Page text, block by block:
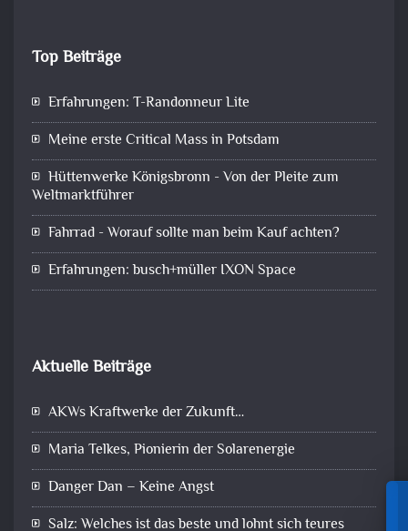
Top Beiträge
Erfahrungen: T-Randonneur Lite
Meine erste Critical Mass in Potsdam
Hüttenwerke Königsbronn - Von der Pleite zum
Weltmarktführer
Fahrrad - Worauf sollte man beim Kauf achten?
Erfahrungen: busch+müller IXON Space
Aktuelle Beiträge
AKWs Kraftwerke der Zukunft…
Maria Telkes, Pionierin der Solarenergie
Danger Dan – Keine Angst
Salz: Welches ist das beste und lohnt sich teures